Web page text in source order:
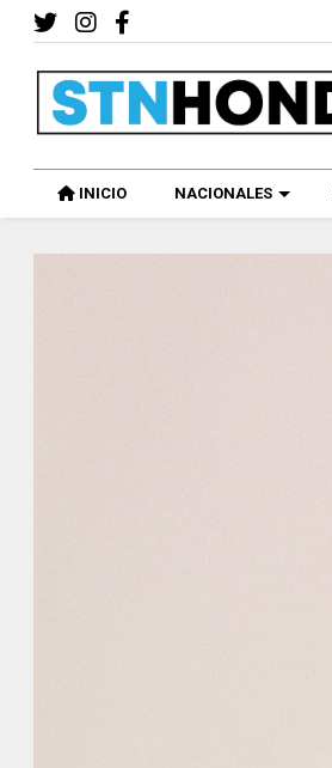
INICIO NACIONALES